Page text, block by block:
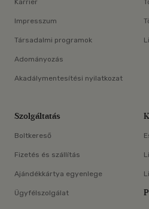
Karrier
Impresszum
Társadalmi programok
Adományozás
Akadálymentesítési nyilatkozat
Szolgáltatás
Boltkereső
Fizetés és szállítás
Ajándékkártya egyenlege
Ügyfélszolgálat